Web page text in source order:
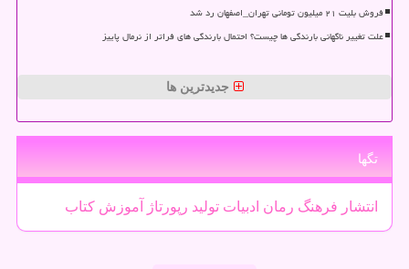
فروش بلیت ۲۱ میلیون تومانی تهران_اصفهان رد شد
علت تغییر ناگهانی بارندگی ها چیست؟ احتمال بارندگی های فراتر از نرمال پاییز
جدیدترین ها
تگها
انتشار فرهنگ رمان ادبیات تولید رپورتاژ آموزش كتاب